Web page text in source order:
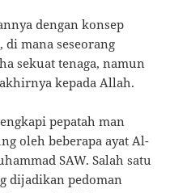
dengan konsep
mana seseorang
sekuat tenaga, namun
kepada Allah.
pepatah man
oleh beberapa ayat Al-
SAW. Salah satu
dijadikan pedoman